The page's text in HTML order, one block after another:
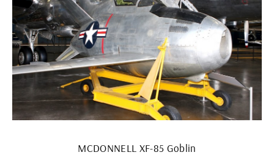
MCDONNELL XF-85 Goblin